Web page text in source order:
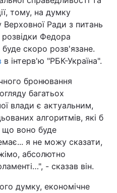
тому, на думку
Верховної Ради з питань
Федора
буде скоро розв'язане.
в інтерв'ю "РБК-Україна".
бронювання
багатьох
влади є актуальним,
алгоритмів, які б
що воно буде
я не можу сказати,
абсолютно
- сказав він.
думку, економічне